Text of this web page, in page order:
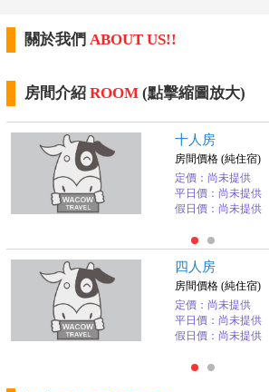
關於我們 ABOUT US!!
房間介紹 ROOM (點擊縮圖放大)
十人房
房間價格 (純住宿)
定價：尚未提供
平日價：尚未提供
假日價：尚未提供
四人房
房間價格 (純住宿)
定價：尚未提供
平日價：尚未提供
假日價：尚未提供